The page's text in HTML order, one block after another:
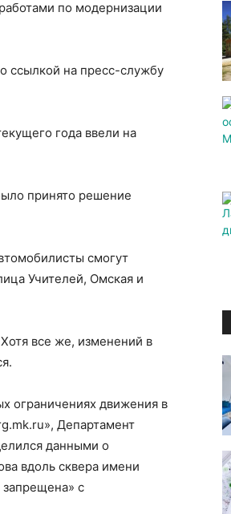
по модернизации
ссылкой на пресс-службу
года ввели на
принято решение
смогут
Учителей, Омская и
все же, изменений в
ограничениях движения в
Департамент
данными о
вдоль сквера имени
запрещена» с